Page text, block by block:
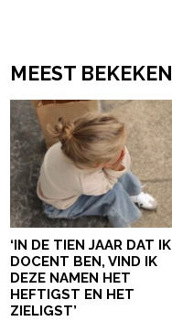
MEEST BEKEKEN
‘IN DE TIEN JAAR DAT IK
DOCENT BEN, VIND IK
DEZE NAMEN HET
HEFTIGST EN HET
ZIELIGST’